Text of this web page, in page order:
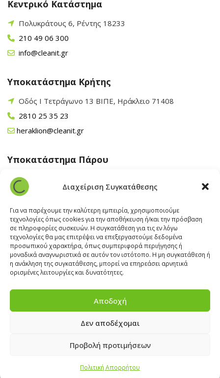
Διαχείριση Συγκατάθεσης
Για να παρέχουμε την καλύτερη εμπειρία, χρησιμοποιούμε
τεχνολογίες όπως cookies για την αποθήκευση ή/και την πρόσβαση
σε πληροφορίες συσκευών. Η συγκατάθεση για τις εν λόγω
τεχνολογίες θα μας επιτρέψει να επεξεργαστούμε δεδομένα
προσωπικού χαρακτήρα, όπως συμπεριφορά περιήγησης ή
μοναδικά αναγνωριστικά σε αυτόν τον ιστότοπο. Η μη συγκατάθεση ή
η ανάκληση της συγκατάθεσης, μπορεί να επηρεάσει αρνητικά
ορισμένες λειτουργίες και δυνατότητες.
Αποδοχή
Δεν αποδέχομαι
Προβολή προτιμήσεων
Πολιτική Απορρήτου
Κεντρικό Κατάστημα
Πολυκράτους 6, Ρέντης 18233
210 49 06 300
info@cleanit.gr
Υποκατάστημα Κρήτης
Οδός Ι Τετράγωνο 13 ΒΙΠΕ, Ηράκλειο 71408
2810 25 35 23
heraklion@cleanit.gr
Υποκατάστημα Πάρου
Άγιος Βλάσης Αρχίλοχος, Πάρος 84400
22840 43 163
paros@cleanit.gr
Υποκατάστημα Σαντορίνης
Έξω Γωνία, Σαντορίνη847 00
22860 22322
CORNER|ΕΠΙΚΟΙΝΩΝΙΑ
2025 © CLEANIT Equipment and Supplies